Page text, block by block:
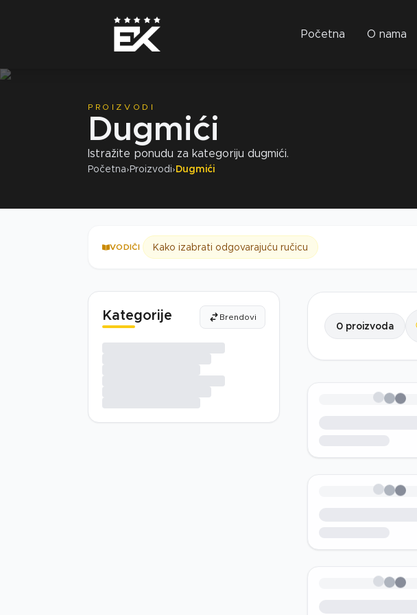
Početna O nama
PROIZVODI
Dugmići
Istražite ponudu za kategoriju dugmići.
Početna›Proizvodi›Dugmići
VODIČI Kako izabrati odgovarajuću ručicu
Kategorije Brendovi
0 proizvoda